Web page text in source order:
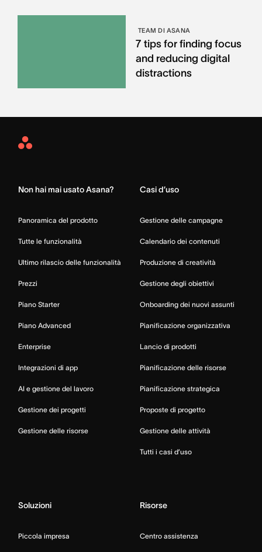
TEAM DI ASANA
7 tips for finding focus
and reducing digital
distractions
Asana
Non hai mai usato Asana?
Panoramica del prodotto
Tutte le funzionalità
Ultimo rilascio delle funzionalità
Prezzi
Piano Starter
Piano Advanced
Enterprise
Integrazioni di app
AI e gestione del lavoro
Gestione dei progetti
Gestione delle risorse
Casi d’uso
Gestione delle campagne
Calendario dei contenuti
Produzione di creatività
Gestione degli obiettivi
Onboarding dei nuovi assunti
Pianificazione organizzativa
Lancio di prodotti
Pianificazione delle risorse
Pianificazione strategica
Proposte di progetto
Gestione delle attività
Tutti i casi d’uso
Soluzioni
Piccola impresa
Risorse
Centro assistenza